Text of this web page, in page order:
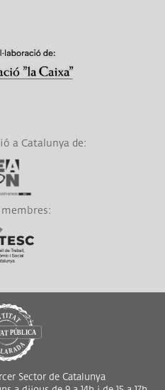
a Catalunya de:
EAPN
membres:
CTESC
Sector de Catalunya